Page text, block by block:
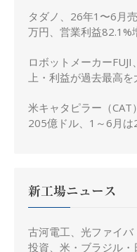
タダノ、26年1〜6月
万円、営業利益82.1%
ロボットメーカー
上・利益が過去最高を
米キャタピラー（
205億ドル、1～6月
新工場ニュース
古河電工、光ファイ
投資、米・ブラジル